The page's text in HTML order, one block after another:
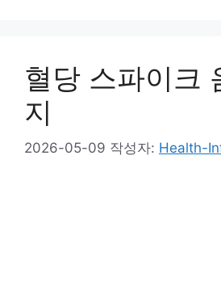
혈당 스파이크
지
2026-05-09 작성자: Health-